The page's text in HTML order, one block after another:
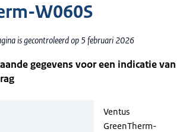
W060S
is gecontroleerd op 5 februari 2026
gegevens voor een indicatie van
Ventus
GreenTherm-